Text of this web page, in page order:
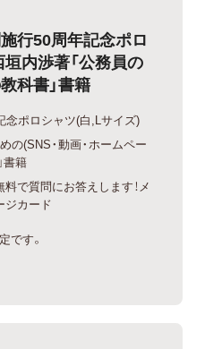
行50周年記念ポロ
内渉著「公務員の
科書」書籍
念ポロシャツ(白,Lサイズ)
の(SNS・動画・ホームペー
書籍
で質問にお答えします！メ
ジカード
です。